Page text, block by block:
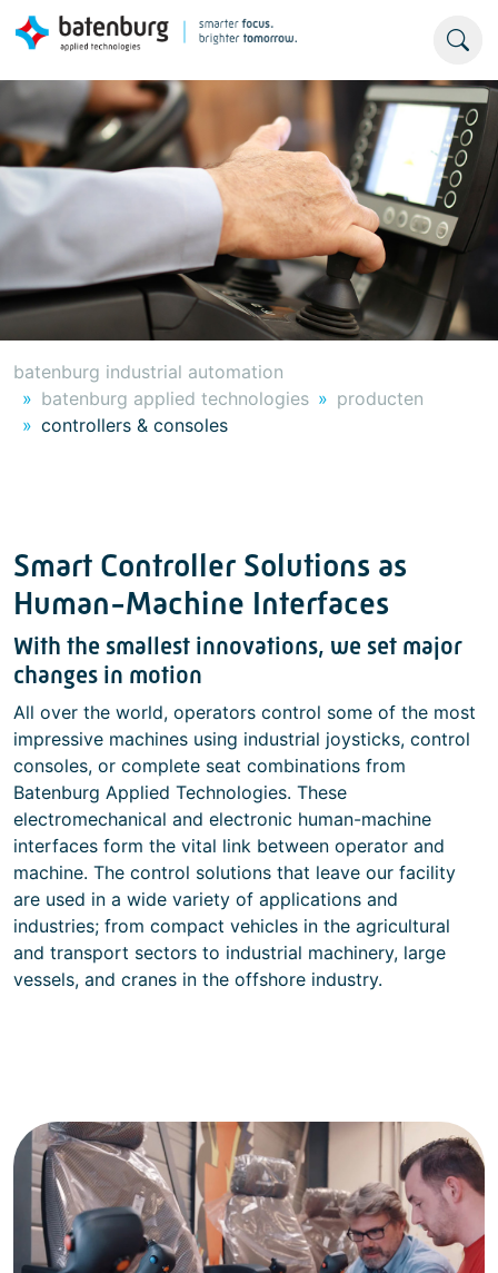
batenburg industrial automation
batenburg applied technologies
producten
controllers & consoles
Smart Controller Solutions as
Human-Machine Interfaces
With the smallest innovations, we set major
changes in motion
All over the world, operators control some of the most
impressive machines using industrial joysticks, control
consoles, or complete seat combinations from
Batenburg Applied Technologies. These
electromechanical and electronic human-machine
interfaces form the vital link between operator and
machine. The control solutions that leave our facility
are used in a wide variety of applications and
industries; from compact vehicles in the agricultural
and transport sectors to industrial machinery, large
vessels, and cranes in the offshore industry.